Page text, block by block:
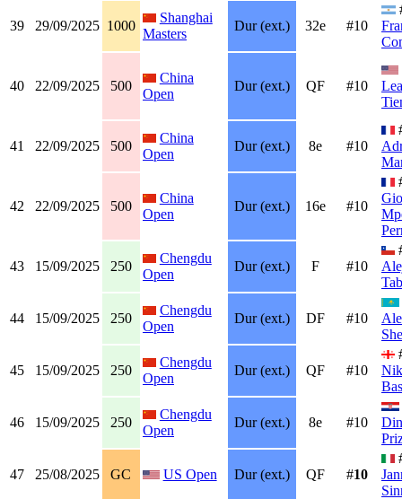
39 29/09/2025 1000
Shanghai
Masters
Dur (ext.) 32e #10
40 22/09/2025 500
China
Open
Dur (ext.) QF #10
41 22/09/2025 500
China
Open
Dur (ext.) 8e #10
42 22/09/2025 500
China
Open
Dur (ext.) 16e #10
43 15/09/2025 250
Chengdu
Open
Dur (ext.) F #10
44 15/09/2025 250
Chengdu
Open
Dur (ext.) DF #10
45 15/09/2025 250
Chengdu
Open
Dur (ext.) QF #10
46 15/09/2025 250
Chengdu
Open
Dur (ext.) 8e #10
47 25/08/2025 GC US Open Dur (ext.) QF #10